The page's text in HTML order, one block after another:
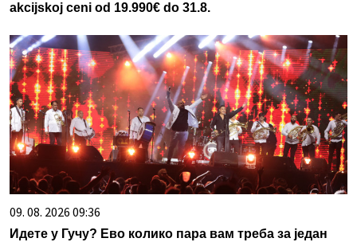
akcijskoj ceni od 19.990€ do 31.8.
09. 08. 2026 09:36
Идете у Гучу? Ево колико пара вам треба за један